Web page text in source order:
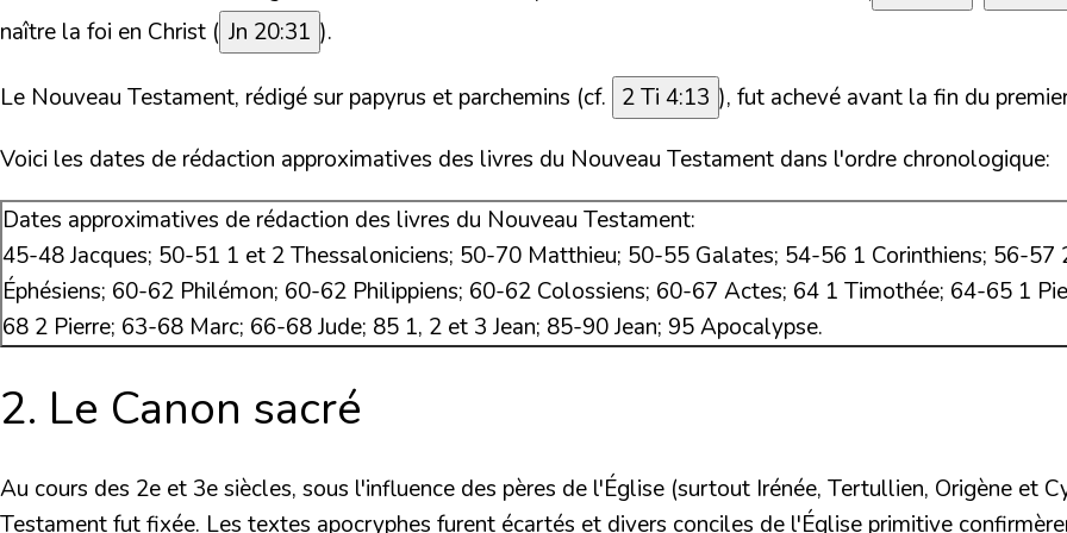
naître la foi en Christ ( Jn 20:31 ).
Le Nouveau Testament, rédigé sur papyrus et parchemins (cf. 2 Ti 4:13 ), fut achevé avant la fin du
Voici les dates de rédaction approximatives des livres du Nouveau Testament dans l'ordre chronologique:
Dates approximatives de rédaction des livres du Nouveau Testament:
45-48Jacques; 50-51 1 et 2 Thessaloniciens; 50-70 Matthieu; 50-55 Galates; 54-56 1 Corinthiens; 56-57
Éphésiens; 60-62 Philémon; 60-62 Philippiens; 60-62 Colossiens; 60-67 Actes; 64 1 Timothée; 64-65 1
68 2 Pierre; 63-68 Marc; 66-68Jude; 85 1, 2 et 3 Jean; 85-90Jean; 95Apocalypse.
2. Le Canon sacré
Au cours des 2e et 3e siècles, sous l'influence des pères de l'Église (surtout Irénée, Tertullien, Origène et
Testament fut fixée. Les textes apocryphes furent écartés et divers conciles de l'Église primitive